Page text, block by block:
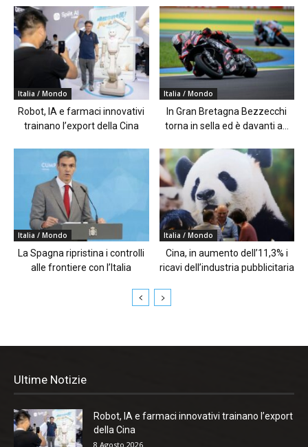
Italia / Mondo
Robot, IA e farmaci innovativi
trainano l’export della Cina
Italia / Mondo
In Gran Bretagna Bezzecchi
torna in sella ed è davanti a...
Italia / Mondo
La Spagna ripristina i controlli
alle frontiere con l’Italia
Italia / Mondo
Cina, in aumento dell’11,3% i
ricavi dell’industria pubblicitaria
Ultime Notizie
Robot, IA e farmaci innovativi trainano l’export
della Cina
8 Agosto 2026